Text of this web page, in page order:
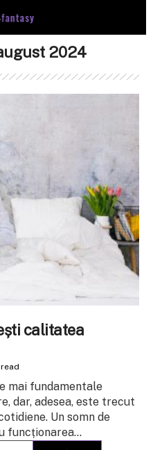
2024
calitatea
mai fundamentale
dar, adesea, este trecut
Un somn de
funcționarea...